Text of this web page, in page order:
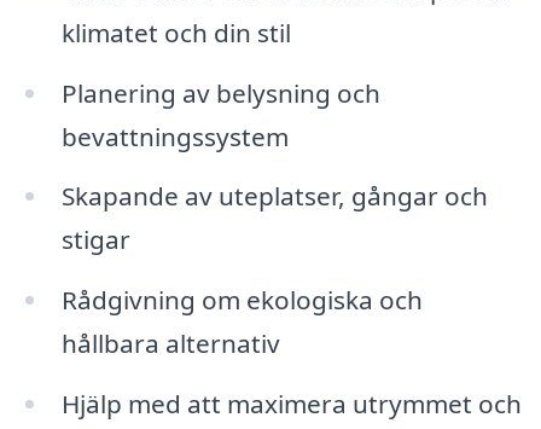
klimatet och din stil
Planering av belysning och
bevattningssystem
Skapande av uteplatser, gångar och
stigar
Rådgivning om ekologiska och
hållbara alternativ
Hjälp med att maximera utrymmet och